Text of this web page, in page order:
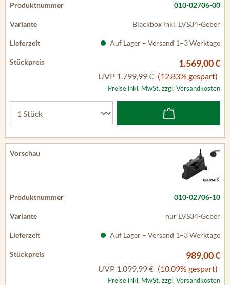
010-02706-00
Blackbox inkl. LVS34-Geber
Auf Lager – Versand 1–3 Werktage
1.569,00 €
UVP 1.799,99 € (12.83% gespart)
Preise inkl. MwSt. zzgl. Versandkosten
010-02706-10
nur LVS34-Geber
Auf Lager – Versand 1–3 Werktage
989,00 €
UVP 1.099,99 € (10.09% gespart)
Preise inkl. MwSt. zzgl. Versandkosten